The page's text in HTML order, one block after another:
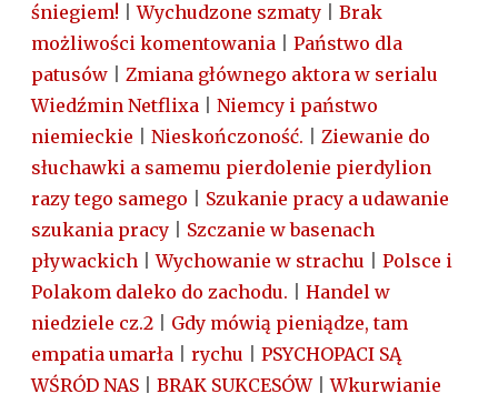
śniegiem! |Wychudzone szmaty
Brak
możliwości komentowania
Państwo dla
patusów
Zmiana głównego aktora w serialu
Wiedźmin Netflixa
Niemcy i państwo
niemieckie
Nieskończoność.
Ziewanie do
słuchawki a samemu pierdolenie pierdylion
razy tego samego
Szukanie pracy a udawanie
szukania pracy
Szczanie w basenach
pływackich |Wychowanie w strachu
Polsce i
Polakom daleko do zachodu.
Handel w
niedziele cz.2
Gdy mówią pieniądze, tam
empatia umarła
rychu
PSYCHOPACI SĄ
WŚRÓD NAS
BRAK SUKCESÓW|Wkurwianie